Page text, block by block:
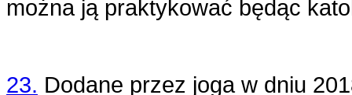
można ją praktykować będąc
23. Dodane przez jogaw dniu